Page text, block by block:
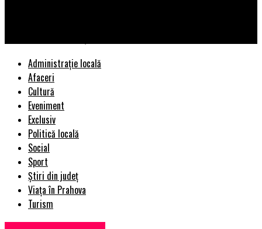
Administrație locală
Afaceri
Cultură
Eveniment
Exclusiv
Politică locală
Social
Sport
Știri din județ
Viața în Prahova
Turism